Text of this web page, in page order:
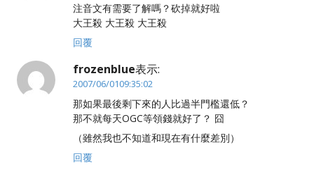
注音文有需要了解嗎？砍掉就好啦
大王殺 大王殺 大王殺
回覆
frozenblue表示:
2007/06/0109:35:02
那如果最後剩下來的人比過半門檻還低？
那不就每天OGC等領錢就好了？ 囧
（雖然我也不知道和現在有什麼差別）
回覆